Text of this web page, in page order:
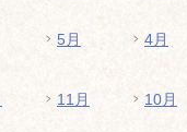
5月 4月
11月 10月